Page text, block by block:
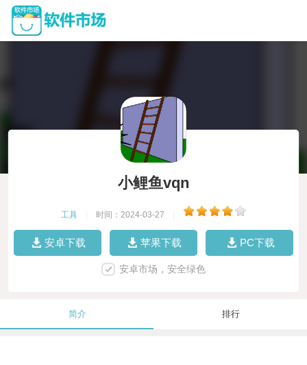
小鲤鱼vqn
工具 时间：2024-03-27
安卓下载 苹果下载 PC下载
安卓市场，安全绿色
简介 排行